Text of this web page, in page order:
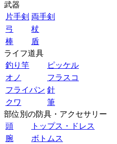
武器
片手剣 両手剣
弓
杖
棒
盾
ライフ道具
釣り竿
ピッケル
オノ
フラスコ
フライパン 針
クワ
筆
部位別の防具・アクセサリー
頭
トップス・ドレス
腕
ボトムス